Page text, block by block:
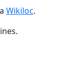
Wikiloc.